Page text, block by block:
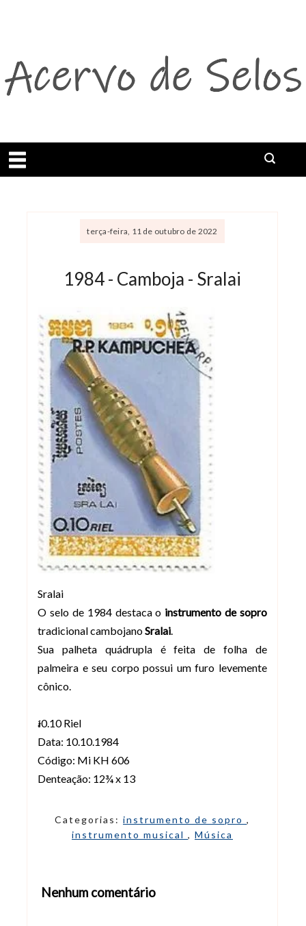
Abrir menu
terça-feira, 11 de outubro de 2022
1984 - Camboja - Sralai
Sralai
O selo de 1984 destaca o instrumento de sopro
tradicional cambojanoSralai
Sua palheta quádrupla é feita de folha de
palmeira e seu corpo possui um furo levemente
cônico.
៛0.10 Riel
Data: 10.10.1984
Código: Mi KH 606
Denteação: 12¾ x 13
Categorias: instrumento de sopro ,
instrumento musical , Música
Nenhum comentário